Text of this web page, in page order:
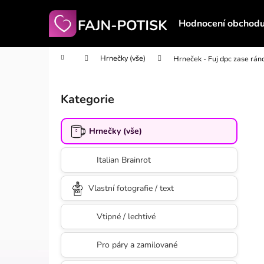
Hodnocení
Domů Hrnečky (vše) Hrneček - Fuj dpc zase
Přeskočit
kategorie
Kategorie
Hrnečky (vše)
Italian Brainrot
Vlastní fotografie / text
Vtipné / lechtivé
Pro páry a zamilované
í
Zpět
do
Zpět
do